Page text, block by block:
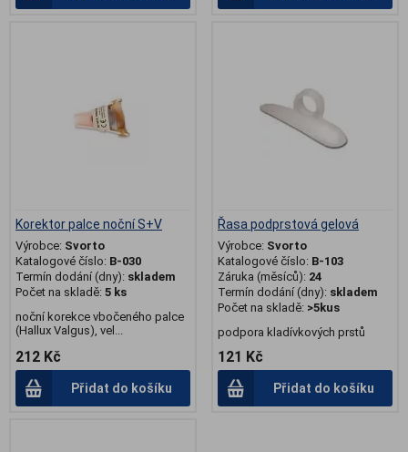
Korektor palce noční S+V
Výrobce: Svorto
Katalogové číslo: B-030
Termín dodání (dny): skladem
Počet na skladě: 5 ks
noční korekce vbočeného palce
(Hallux Valgus), vel...
212 Kč
Přidat do košíku
Řasa podprstová gelová
Výrobce: Svorto
Katalogové číslo: B-103
Záruka (měsíců): 24
Termín dodání (dny): skladem
Počet na skladě: >5kus
podpora kladívkových prstů
121 Kč
Přidat do košíku